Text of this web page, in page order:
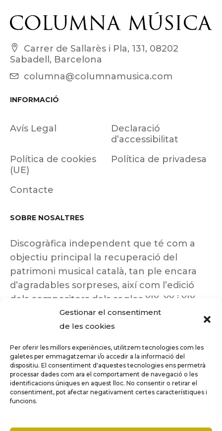
Gestionar el consentiment
de les cookies
Per oferir les millors experiències, utilitzem tecnologies com les
galetes per emmagatzemar i/o accedir a la informació del
dispositiu. El consentiment d'aquestes tecnologies ens permetrà
processar dades com ara el comportament de navegació o les
identificacions úniques en aquest lloc. No consentir o retirar el
consentiment, pot afectar negativament certes característiques i
funcions.
Carrer de Sallarès i Pla, 131, 08202
Sabadell, Barcelona
columna@columnamusica.com
INFORMACIÓ
Avís Legal
Declaració
d’accessibilitat
Política de cookies
(UE)
Política de privadesa
Contacte
SOBRE NOSALTRES
Discogràfica independent que té com a
objectiu principal la recuperació del
patrimoni musical català, tan ple encara
d’agradables sorpreses, així com l’edició
dels compositors dels segles XIX, XX i XIX
insuficientment coneguts.
Tots els drets reservats a ©Columna
Música.